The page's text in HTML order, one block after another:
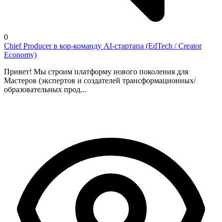
0
Chief Producer в кор-команду AI-стартапа (EdTech / Creator
Economy)
Привет! Мы строим платформу нового поколения для
Мастеров (экспертов и создателей трансформационных/
образовательных прод...